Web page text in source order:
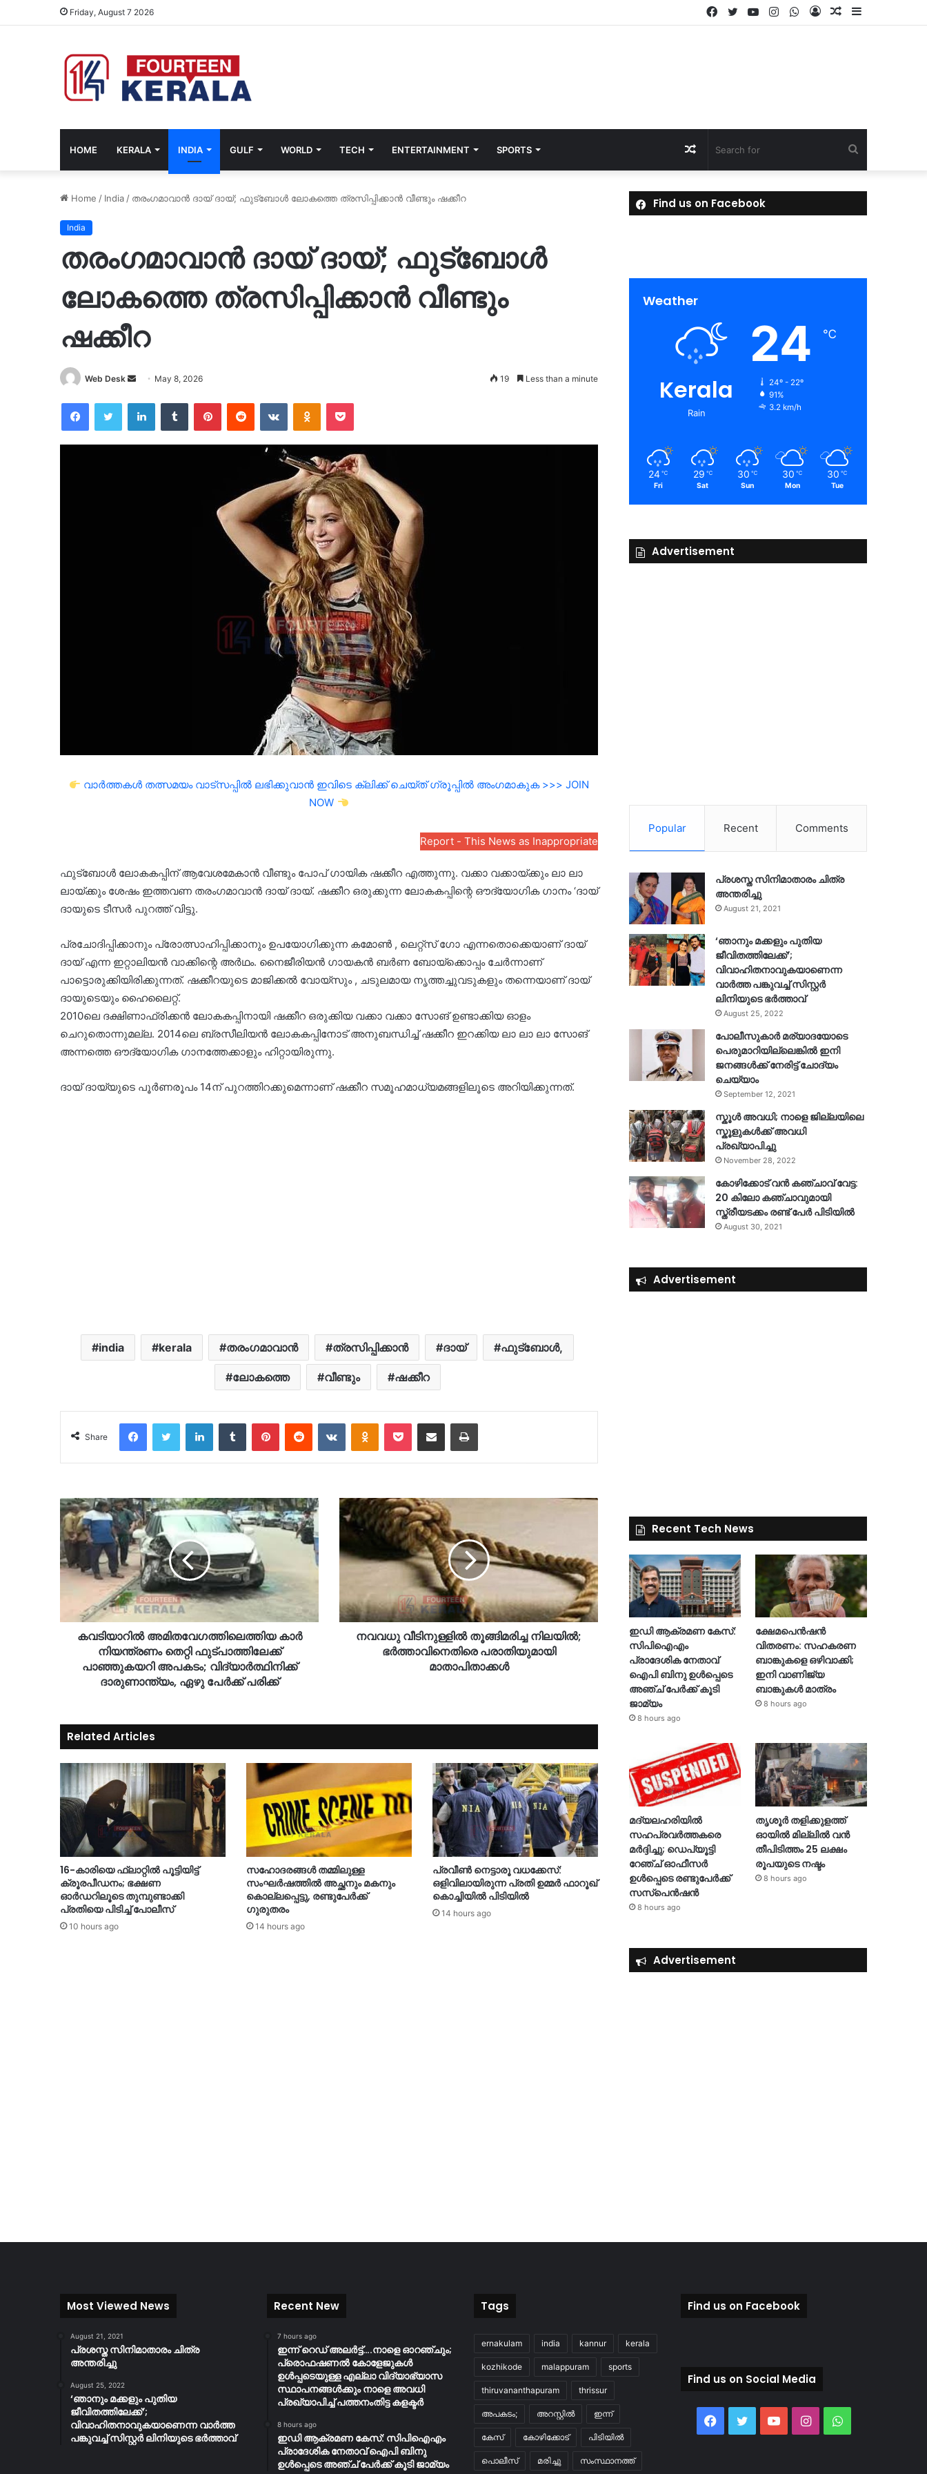
Friday, August 7 2026 Sidebar
Random
Log
WhatsApp
Instagram
YouTube
Twitter
Facebook
HOME KERALA INDIA GULF WORLD TECH ENTERTAINMENT SPORTS
for
Random
Article
Home / India / തരംഗമാവാന്‍ ദായ് ദായ്; ഫുട്‌ബോള്‍ ലോകത്തെ ത്രസിപ്പിക്കാന്‍ വീണ്ടും ഷക്കീറ
India
തരംഗമാവാന്‍ ദായ് ദായ്; ഫുട്‌ബോള്‍
ലോകത്തെ ത്രസിപ്പിക്കാന്‍ വീണ്ടും
ഷക്കീറ
Web Desk
Send
email
May 8, 2026 19 Less than a minute
FacebookTwitter LinkedInTumblr PinterestReddit VKontakteOdnoklassniki
Pocket
വാർത്തകൾ തത്സമയം വാട്സപ്പിൽ ലഭിക്കുവാൻ ഇവിടെ ക്ലിക്ക് ചെയ്ത് ഗ്രൂപ്പിൽ അംഗമാകുക >>> JOIN
NOW
Report - This News as Inappropriate
ഫുട്‌ബോള്‍ ലോകകപ്പിന് ആവേശമേകാന്‍ വീണ്ടും പോപ് ഗായിക ഷക്കീറ എത്തുന്നു. വക്കാ വക്കായ്ക്കും ലാ ലാ
ലായ്ക്കും ശേഷം ഇത്തവണ തരംഗമാവാന്‍ ദായ് ദായ്. ഷക്കീറ ഒരുക്കുന്ന ലോകകപ്പിന്റെ ഔദ്യോഗിക ഗാനം ‘ദായ്
ദായുടെ ടീസര്‍ പുറത്ത് വിട്ടു.
പ്രചോദിപ്പിക്കാനും പ്രോത്സാഹിപ്പിക്കാനും ഉപയോഗിക്കുന്ന കമോണ്‍ , ലെറ്റ്‌സ് ഗോ എന്നതൊക്കെയാണ് ദായ്
ദായ് എന്ന ഇറ്റാലിയന്‍ വാക്കിന്റെ അര്‍ഥം. നൈജീരിയന്‍ ഗായകന്‍ ബര്‍ണ ബോയ്‌ക്കൊപ്പം ചേര്‍ന്നാണ്
പാട്ടൊരുക്കിയിരിക്കുന്നത്. ഷക്കീറയുടെ മാജിക്കല്‍ വോയ്‌സും , ചടുലമായ നൃത്തച്ചുവടുകളും തന്നെയാണ് ദായ്
ദായുടെയും ഹൈലൈറ്റ്.
2010ലെ ദക്ഷിണാഫ്രിക്കന്‍ ലോകകപ്പിനായി ഷക്കീറ ഒരുക്കിയ വക്കാ വക്കാ സോങ് ഉണ്ടാക്കിയ ഓളം
ചെറുതൊന്നുമല്ല. 2014ലെ ബ്രസീലിയന്‍ ലോകകപ്പിനോട് അനുബന്ധിച്ച് ഷക്കീറ ഇറക്കിയ ലാ ലാ ലാ സോങ്
അന്നത്തെ ഔദ്യോഗിക ഗാനത്തേക്കാളും ഹിറ്റായിരുന്നു.
ദായ് ദായ്‌യുടെ പൂര്‍ണരൂപം 14ന് പുറത്തിറക്കുമെന്നാണ് ഷക്കീറ സമൂഹമാധ്യമങ്ങളിലൂടെ അറിയിക്കുന്നത്.
india kerala തരംഗമാവാന്‍ ത്രസിപ്പിക്കാന്‍ ദായ് ഫുട്‌ബോള്‍,
ലോകത്തെ വീണ്ടും ഷക്കീറ
Share
FacebookTwitter LinkedInTumblr PinterestReddit VKontakteOdnoklassniki
Pocket Share via Email Print
കവടിയാറിൽ അമിതവേ​ഗത്തിലെത്തിയ കാർ
നിയന്ത്രണം തെറ്റി ഫുട്പാത്തിലേക്ക്
പാഞ്ഞുകയറി അപകടം; വിദ്യാര്‍ത്ഥിനിക്ക്
ദാരുണാന്ത്യം, ഏഴു പേർക്ക് പരിക്ക്
നവവധു വീടിനുള്ളിൽ തൂങ്ങിമരിച്ച നിലയിൽ;
ഭർത്താവിനെതിരെ പരാതിയുമായി
മാതാപിതാക്കൾ
Related Articles
16-കാരിയെ ഫ്ലാറ്റിൽ പൂട്ടിയിട്ട്
ക്രൂരപീഡനം; ഭക്ഷണ
ഓർഡറിലൂടെ തുമ്പുണ്ടാക്കി
പ്രതിയെ പിടിച്ച് പോലീസ്
10 hours ago
സഹോദരങ്ങൾ തമ്മിലുള്ള
സംഘർഷത്തിൽ അച്ഛനും മകനും
കൊല്ലപ്പെട്ടു, രണ്ടുപേർക്ക്
ഗുരുതരം
14 hours ago
പ്രവീൺ നെട്ടാരൂ വധക്കേസ്:
ഒളിവിലായിരുന്ന പ്രതി ഉമ്മർ ഫാറൂഖ്
കൊച്ചിയിൽ പിടിയിൽ
14 hours ago
Find us on Facebook
Weather
Kerala
Rain
24 ℃
24º - 22º
91%
3.2 km/h
24 ℃
Fri
29 ℃
Sat
30 ℃
Sun
30 ℃
Mon
30 ℃
Tue
Advertisement
Popular Recent Comments
പ്രശസ്ത സിനിമാതാരം ചിത്ര
അന്തരിച്ചു
August 21, 2021
‘ഞാനും മക്കളും പുതിയ
ജീവിതത്തിലേക്ക്’;
വിവാഹിതനാവുകയാണെന്ന
വാർത്ത പങ്കുവച്ച് സിസ്റ്റർ
ലിനിയുടെ ഭർത്താവ്
August 25, 2022
പോലീസുകാര്‍ മര്യാദയോടെ
പെരുമാറിയില്ലെങ്കില്‍ ഇനി
ജനങ്ങള്‍ക്ക് നേരിട്ട് ചോദ്യം
ചെയ്യാം
September 12, 2021
സ്കൂൾ അവധി; നാളെ ജില്ലയിലെ
സ്കൂളുകൾക്ക് അവധി
പ്രഖ്യാപിച്ചു
November 28, 2022
കോഴിക്കോട് വൻ കഞ്ചാവ് വേട്ട:
20 കിലോ കഞ്ചാവുമായി
സ്ത്രീയടക്കം രണ്ട് പേർ പിടിയിൽ
August 30, 2021
Advertisement
Recent Tech News
ഇഡി ആക്രമണ കേസ്:
സിപിഐഎം
പ്രാദേശിക നേതാവ്
ഐപി ബിനു ഉൾപ്പെടെ
അഞ്ച് പേർക്ക് കൂടി
ജാമ്യം
8 hours ago
ക്ഷേമപെൻഷൻ
വിതരണം: സഹകരണ
ബാങ്കുകളെ ഒഴിവാക്കി;
ഇനി വാണിജ്യ
ബാങ്കുകൾ മാത്രം
8 hours ago
മദ്യലഹരിയിൽ
സഹപ്രവർത്തകരെ
മർദ്ദിച്ചു; ഡെപ്യൂട്ടി
റേഞ്ച് ഓഫീസർ
ഉൾപ്പെടെ രണ്ടുപേർക്ക്
സസ്‌പെൻഷൻ
8 hours ago
തൃശൂര്‍ തളിക്കുളത്ത്
ഓയില്‍ മില്ലില്‍ വൻ
തീപിടിത്തം 25 ലക്ഷം
രൂപയുടെ നഷ്ടം
8 hours ago
Advertisement
Most Viewed News
August 21, 2021
പ്രശസ്ത സിനിമാതാരം ചിത്ര
അന്തരിച്ചു
August 25, 2022
‘ഞാനും മക്കളും പുതിയ
ജീവിതത്തിലേക്ക്’;
വിവാഹിതനാവുകയാണെന്ന വാർത്ത
പങ്കുവച്ച് സിസ്റ്റർ ലിനിയുടെ ഭർത്താവ്
Recent New
7 hours ago
ഇന്ന് റെഡ് അലർട്ട്….നാളെ ഓറഞ്ചും;
പ്രൊഫഷണൽ കോളേജുകൾ
ഉൾപ്പടെയുള്ള എല്ലാ വിദ്യാഭ്യാസ
സ്ഥാപനങ്ങൾക്കും നാളെ അവധി
പ്രഖ്യാപിച്ച് പത്തനംതിട്ട കളക്ടർ
8 hours ago
ഇഡി ആക്രമണ കേസ്: സിപിഐഎം
പ്രാദേശിക നേതാവ് ഐപി ബിനു
ഉൾപ്പെടെ അഞ്ച് പേർക്ക് കൂടി ജാമ്യം
Tags
ernakulam india kannur kerala
kozhikode malappuram sports
thiruvananthapuram thrissur
അപകടം; അറസ്റ്റിൽ ഇന്ന്
കേസ് കോഴിക്കോട് പിടിയിൽ
പൊലീസ് മരിച്ചു സംസ്ഥാനത്ത്
Find us on Facebook
Find us on Social Media
Facebook
TwitterYouTubeInstagramWhatsApp